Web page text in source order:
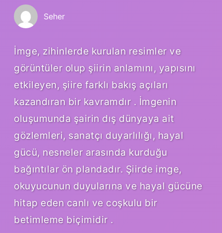
Seher
İmge, zihinlerde kurulan resimler ve
görüntüler olup şiirin anlamını, yapısını
etkileyen, şiire farklı bakış açıları
kazandıran bir kavramdır . İmgenin
oluşumunda şairin dış dünyaya ait
gözlemleri, sanatçı duyarlılığı, hayal
gücü, nesneler arasında kurduğu
bağıntılar ön plandadır. Şiirde imge,
okuyucunun duyularına ve hayal gücüne
hitap eden canlı ve coşkulu bir
betimleme biçimidir .